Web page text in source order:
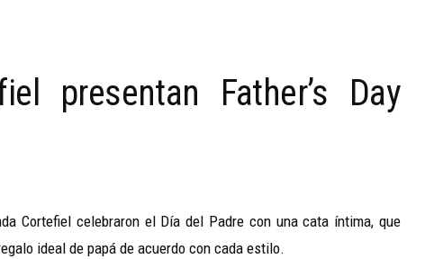
presentan Father’s Day
Cortefiel celebraron el Día del Padre con una cata íntima, que
ideal de papá de acuerdo con cada estilo.